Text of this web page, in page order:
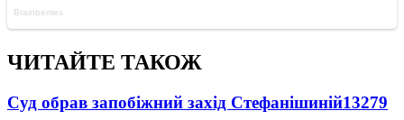
ЧИТАЙТЕ ТАКОЖ
Суд обрав запобіжний захід Стефанішиній13279